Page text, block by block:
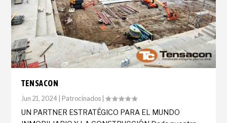
TENSACON
Jun 21, 2024 Patrocinados |
UN PARTNER ESTRATÉGICO PARA EL MUNDO